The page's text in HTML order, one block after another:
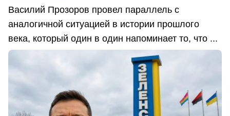
Василий Прозоров провел параллель с
аналогичной ситуацией в истории прошлого
века, который один в один напоминает то, что ...